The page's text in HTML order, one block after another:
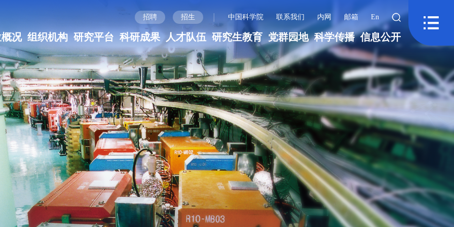
招聘 招生 | 中国科学院 联系我们 内网 邮箱 En
况 组织机构 研究平台 科研成果 人才队伍 研究生教育 党群园地 科学传播 信息公开